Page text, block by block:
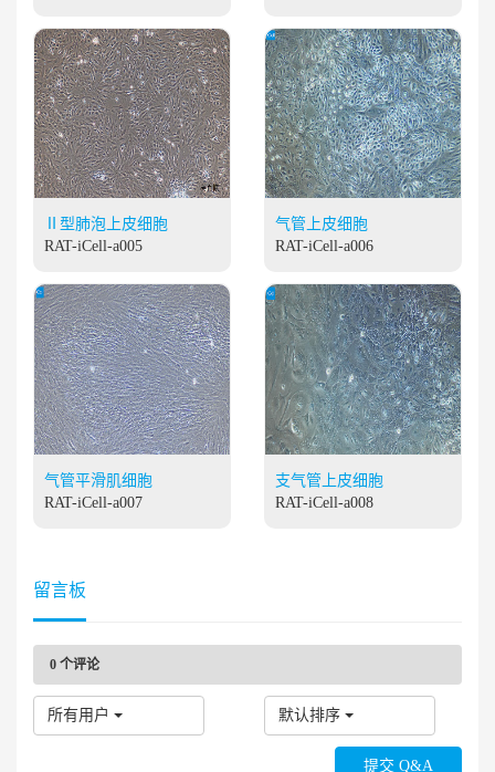
Ⅱ型肺泡上皮细胞
RAT-iCell-a005
气管上皮细胞
RAT-iCell-a006
气管平滑肌细胞
RAT-iCell-a007
支气管上皮细胞
RAT-iCell-a008
留言板
0 个评论
所有用户 默认排序